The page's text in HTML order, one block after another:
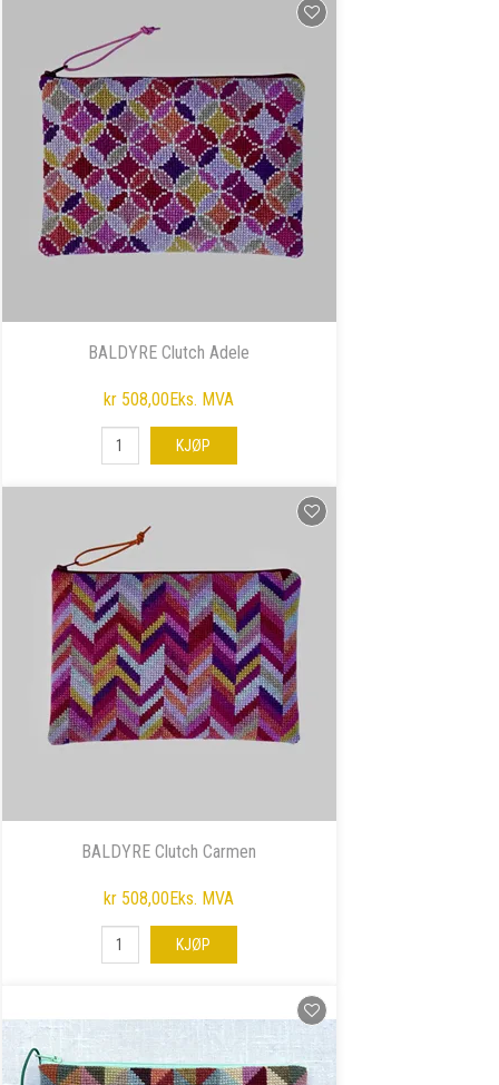
BALDYRE Clutch Adele
kr 508,00Eks. MVA
KJØP
BALDYRE Clutch Carmen
kr 508,00Eks. MVA
KJØP